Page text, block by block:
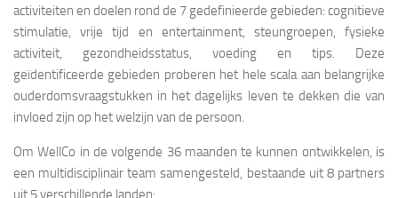
activiteiten en doelen rond de 7 gedefinieerde gebieden: cognitieve
stimulatie, vrije tijd en entertainment, steungroepen, fysieke
activiteit, gezondheidsstatus, voeding en tips. Deze
geïdentificeerde gebieden proberen het hele scala aan belangrijke
ouderdomsvraagstukken in het dagelijks leven te dekken die van
invloed zijn op het welzijn van de persoon.
Om WellCo in de volgende 36 maanden te kunnen ontwikkelen, is
een multidisciplinair team samengesteld, bestaande uit 8 partners
uit 5 verschillende landen: